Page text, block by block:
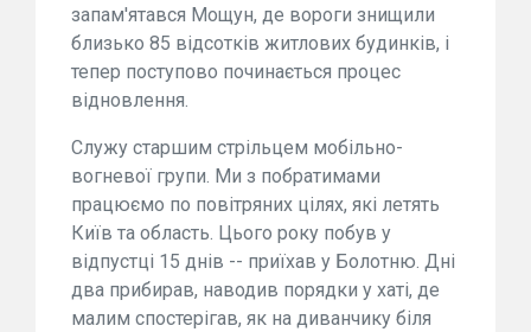
запам'ятався Мощун, де вороги знищили
близько 85 відсотків житлових будинків, і
тепер поступово починається процес
відновлення.
Служу старшим стрільцем мобільно-
вогневої групи. Ми з побратимами
працюємо по повітряних цілях, які летять
Київ та область. Цього року побув у
відпустці 15 днів -- приїхав у Болотню. Дні
два прибирав, наводив порядки у хаті, де
малим спостерігав, як на диванчику біля